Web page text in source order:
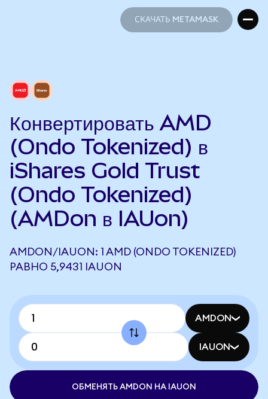
СКАЧАТЬ METAMASK
Конвертировать AMD
(Ondo Tokenized) в
iShares Gold Trust
(Ondo Tokenized)
(AMDon в IAUon)
AMDON/IAUON: 1 AMD (ONDO TOKENIZED)
РАВНО 5,9431 IAUON
AMDON
IAUON
ОБМЕНЯТЬ AMDON НА IAUON